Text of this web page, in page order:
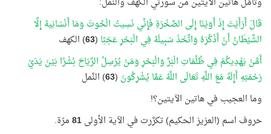
قَالَ أَرَأَيْتَ إِذْ أَوَيْنَا إِلَى الصَّخْرَةِ فَإِنِّي نَسِيتُ الْحُوتَ وَمَا أَنْسَانِيهُ إِلَّا
الشَّيْطَانُ أَنْ أَذْكُرَهُ وَاتَّخَذَ سَبِيلَهُ فِي الْبَحْرِ عَجَبًا (
63) الكهف
أَمَّنْ يَهْدِيكُمْ فِي ظُلُمَاتِ الْبَرِّ وَالْبَحْرِ وَمَنْ يُرْسِلُ الرِّيَاحَ بُشْرًا بَيْنَ يَدَيْ
رَحْمَتِهِ أَإِلَهٌ مَعَ اللَّهِ تَعَالَى اللَّهُ عَمَّا يُشْرِكُونَ (
63) النَّمل
وما العجيب في هاتين الآيتين؟!
حروف اسم (العزيز الحكيم) تكرَّرت في الآية الأولى81مرّة.